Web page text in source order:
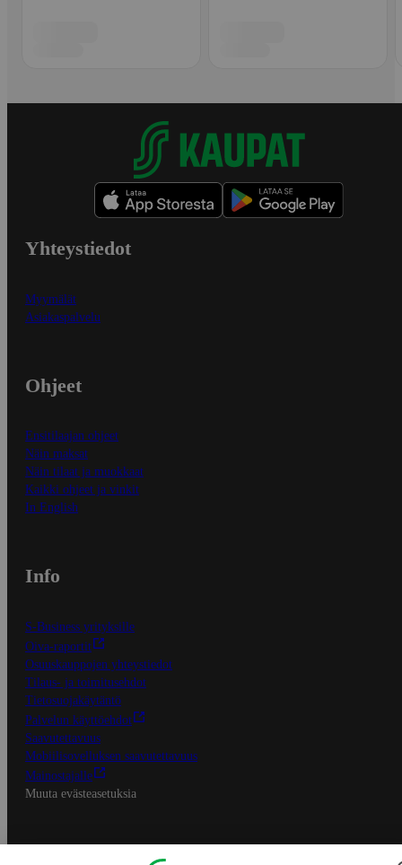
Yhteystiedot
Myymälät
Asiakaspalvelu
Ohjeet
Ensitilaajan ohjeet
Näin maksat
Näin tilaat ja muokkaat
Kaikki ohjeet ja vinkit
In English
Info
S-Business yrityksille
Oiva-raportit
Osuuskauppojen yhteystiedot
Tilaus- ja toimitusehdot
Tietosuojakäytäntö
Palvelun käyttöehdot
Saavutettavuus
Mobiilisovelluksen saavutettavuus
Mainostajalle
Muuta evästeasetuksia